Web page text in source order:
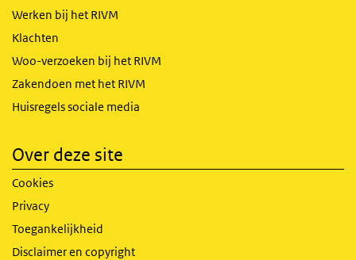
Werken bij het RIVM
Klachten
Woo-verzoeken bij het RIVM
Zakendoen met het RIVM
Huisregels sociale media
Over deze site
Cookies
Privacy
Toegankelijkheid
Disclaimer en copyright